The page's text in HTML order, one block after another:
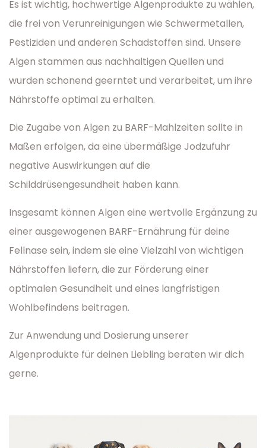
Es ist wichtig, hochwertige Algenprodukte zu wählen,
die frei von Verunreinigungen wie Schwermetallen,
Pestiziden und anderen Schadstoffen sind. Unsere
Algen stammen aus nachhaltigen Quellen und
wurden schonend geerntet und verarbeitet, um ihre
Nährstoffe optimal zu erhalten.
Die Zugabe von Algen zu BARF-Mahlzeiten sollte in
Maßen erfolgen, da eine übermäßige Jodzufuhr
negative Auswirkungen auf die
Schilddrüsengesundheit haben kann.
Insgesamt können Algen eine wertvolle Ergänzung zu
einer ausgewogenen BARF-Ernährung für deine
Fellnase sein, indem sie eine Vielzahl von wichtigen
Nährstoffen liefern, die zur Förderung einer
optimalen Gesundheit und eines langfristigen
Wohlbefindens beitragen.
Zur Anwendung und Dosierung unserer
Algenprodukte für deinen Liebling beraten wir dich
gerne.